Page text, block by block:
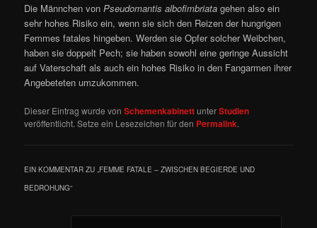
Die Männchen vonPseudomantis albofimbriata gehen also ein
sehr hohes Risiko ein, wenn sie sich den Reizen der hungrigen
Femmes fatales hingeben. Werden sie Opfer solcher Weibchen,
haben sie doppelt Pech; sie haben sowohl eine geringe Aussicht
auf Vaterschaft als auch ein hohes Risiko in den Fangarmen ihrer
Angebeteten umzukommen.
Dieser Eintrag wurde vonSchemenkabinettunterStudien
veröffentlicht. Setze ein Lesezeichen für den Permalink.
EIN KOMMENTAR ZU „FEMME FATALE – ZWISCHEN BEGIERDE UND
BEDROHUNG“